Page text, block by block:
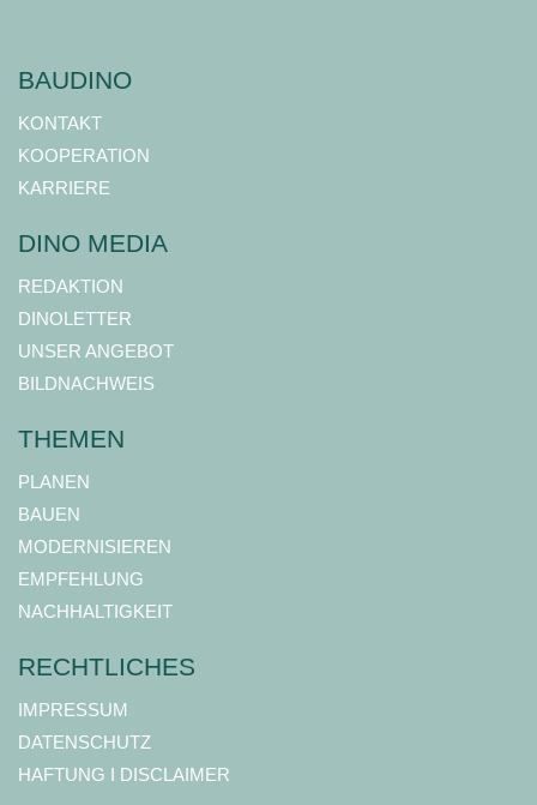
BAUDINO
KONTAKT
KOOPERATION
KARRIERE
DINO MEDIA
REDAKTION
DINOLETTER
UNSER ANGEBOT
BILDNACHWEIS
THEMEN
PLANEN
BAUEN
MODERNISIEREN
EMPFEHLUNG
NACHHALTIGKEIT
RECHTLICHES
IMPRESSUM
DATENSCHUTZ
HAFTUNG I DISCLAIMER